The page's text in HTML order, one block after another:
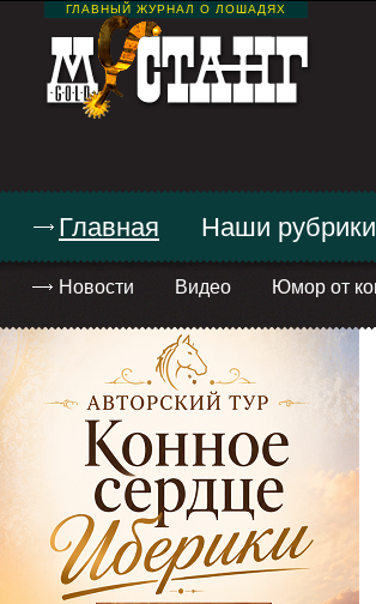
ГЛАВНЫЙ ЖУРНАЛ О ЛОШАДЯХ
Главная
Новости Видео Юмор от
Наши рубрики